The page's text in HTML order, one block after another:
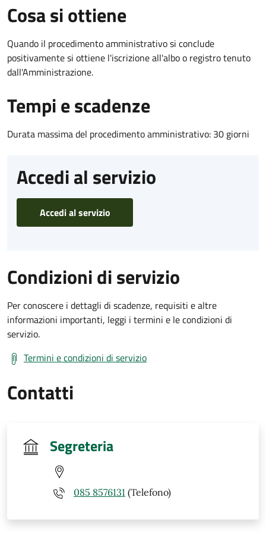
Cosa si ottiene
Quando il procedimento amministrativo si conclude
positivamente si ottiene l'iscrizione all'albo o registro tenuto
dall'Amministrazione.
Tempi e scadenze
Durata massima del procedimento amministrativo: 30 giorni
Accedi al servizio
Accedi al servizio
Condizioni di servizio
Per conoscere i dettagli di scadenze, requisiti e altre
informazioni importanti, leggi i termini e le condizioni di
servizio.
Termini e condizioni di servizio
Contatti
Segreteria
085 8576131 (Telefono)